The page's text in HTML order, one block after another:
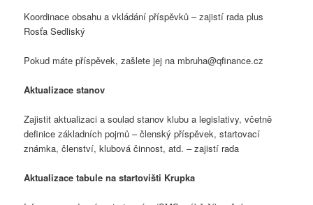
Koordinace obsahu a vkládání příspěvků – zajistí rada plus
Rosťa Sedliský
Pokud máte příspěvek, zašlete jej na mbruha@qfinance.cz
Aktualizace stanov
Zajistit aktualizaci a soulad stanov klubu a legislativy, včetně
definice základních pojmů – členský příspěvek, startovací
známka, členství, klubová činnost, atd. – zajistí rada
Aktualizace tabule na startovišti Krupka